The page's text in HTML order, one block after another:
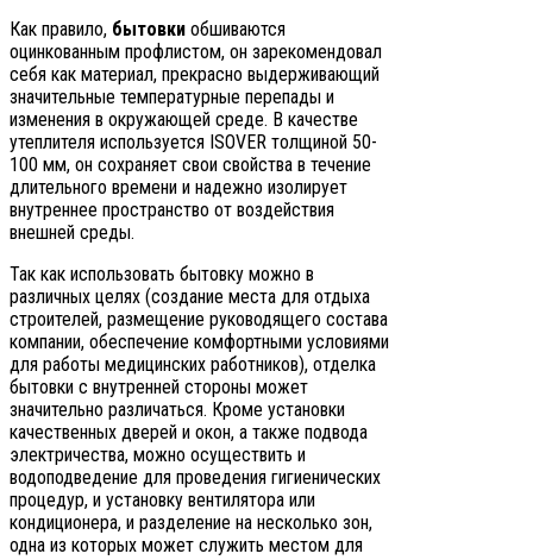
Как правило, бытовки обшиваются
оцинкованным профлистом, он зарекомендовал
себя как материал, прекрасно выдерживающий
значительные температурные перепады и
изменения в окружающей среде. В качестве
утеплителя используется ISOVER толщиной 50-
100 мм, он сохраняет свои свойства в течение
длительного времени и надежно изолирует
внутреннее пространство от воздействия
внешней среды.
Так как использовать бытовку можно в
различных целях (создание места для отдыха
строителей, размещение руководящего состава
компании, обеспечение комфортными условиями
для работы медицинских работников), отделка
бытовки с внутренней стороны может
значительно различаться. Кроме установки
качественных дверей и окон, а также подвода
электричества, можно осуществить и
водоподведение для проведения гигиенических
процедур, и установку вентилятора или
кондиционера, и разделение на несколько зон,
одна из которых может служить местом для